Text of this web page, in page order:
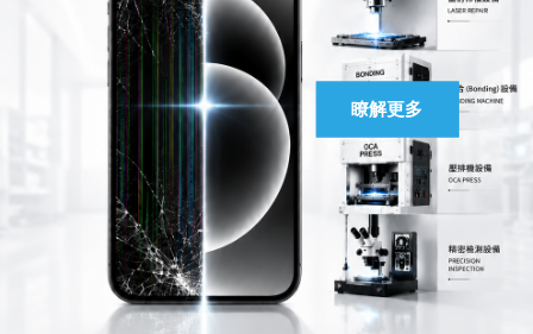
馬上聯絡 瞭解更多
瞭解更多